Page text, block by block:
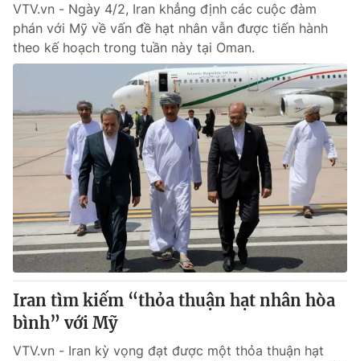
VTV.vn - Ngày 4/2, Iran khẳng định các cuộc đàm
phán với Mỹ về vấn đề hạt nhân vẫn được tiến hành
theo kế hoạch trong tuần này tại Oman.
Iran tìm kiếm “thỏa thuận hạt nhân hòa
bình” với Mỹ
VTV.vn - Iran kỳ vọng đạt được một thỏa thuận hạt